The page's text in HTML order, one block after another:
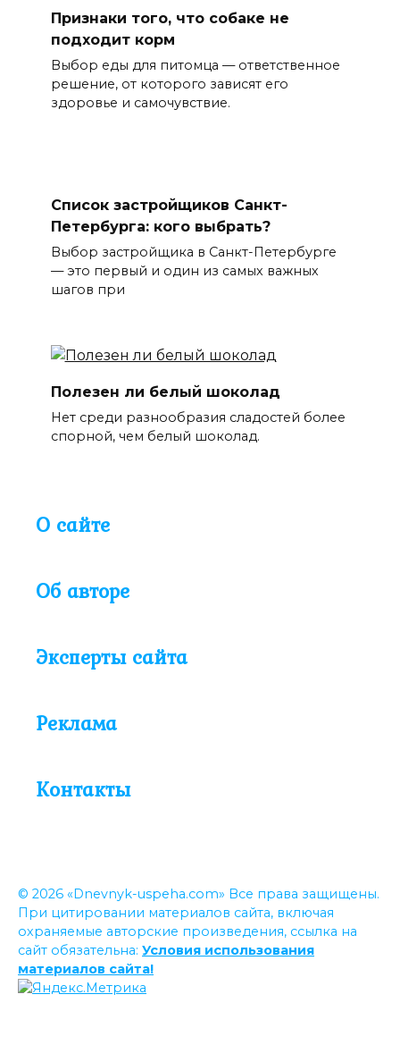
Признаки того, что собаке не
подходит корм
Выбор еды для питомца — ответственное
решение, от которого зависят его
здоровье и самочувствие.
Список застройщиков Санкт-
Петербурга: кого выбрать?
Выбор застройщика в Санкт-Петербурге
— это первый и один из самых важных
шагов при
Полезен ли белый шоколад
Нет среди разнообразия сладостей более
спорной, чем белый шоколад.
О сайте
Об авторе
Эксперты сайта
Реклама
Контакты
© 2026 «Dnevnyk-uspeha.com» Все права защищены.
При цитировании материалов сайта, включая
охраняемые авторские произведения, ссылка на
сайт обязательна: Условия использования
материалов сайта!